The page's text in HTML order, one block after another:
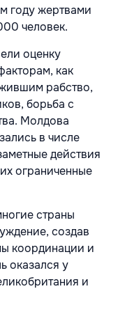
году жертвами
человек.
оценку
как
рабство,
борьба с
Молдова
в числе
действия
ограниченные
страны
создав
координации и
оказался у
и